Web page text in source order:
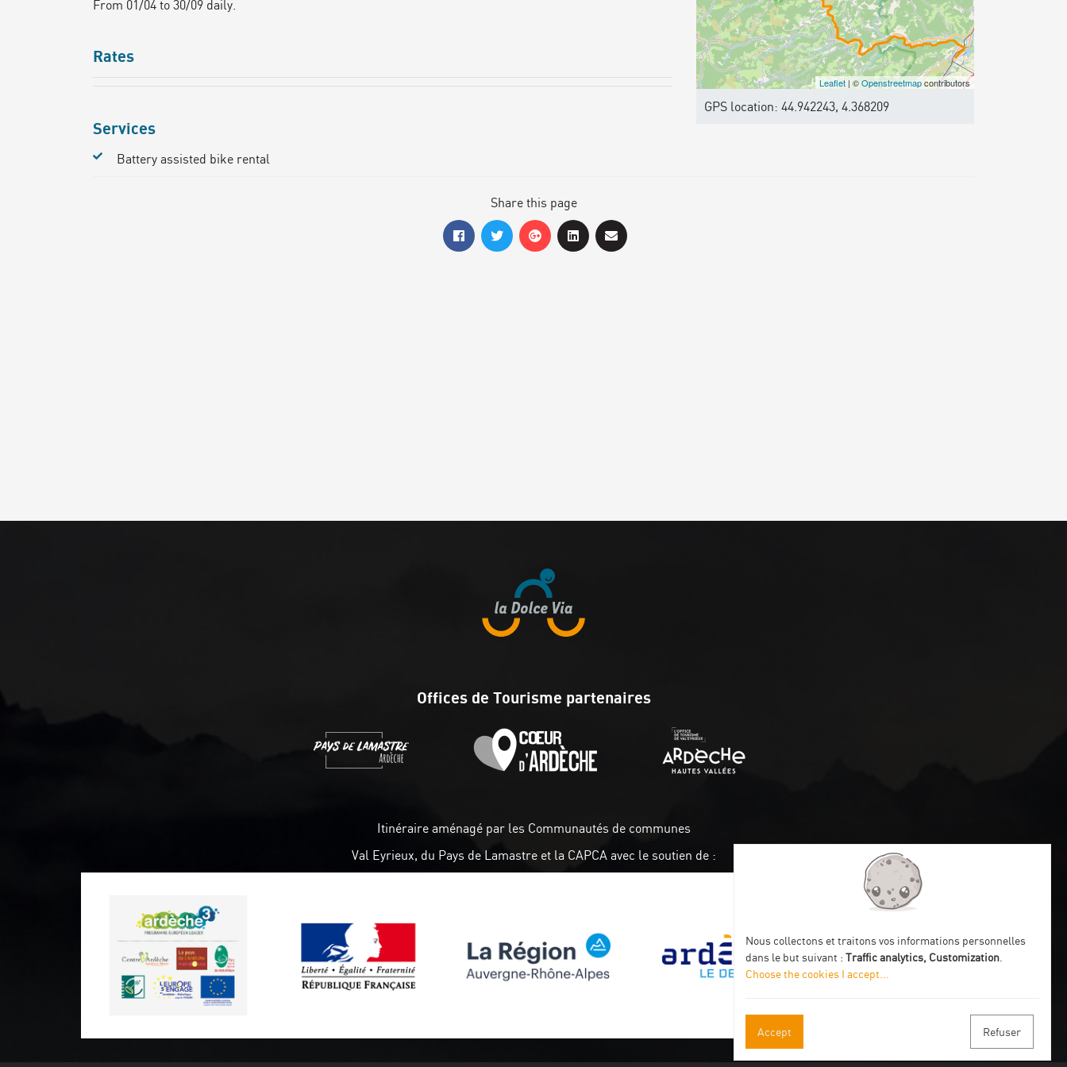
From 01/04 to 30/09 daily.
Rates
Services
Battery assisted bike rental
Leaflet| ©Openstreetmapcontributors
GPS location: 44.942243, 4.368209
Share this page
Offices de Tourisme partenaires
Itinéraire aménagé par les Communautés de communes
Val Eyrieux, du Pays de Lamastre et la CAPCA avec le soutien de :
Nous collectons et traitons vos informations personnelles
dans le but suivant : Traffic analytics, Customization
Choose the cookies I accept
Accept Refuser